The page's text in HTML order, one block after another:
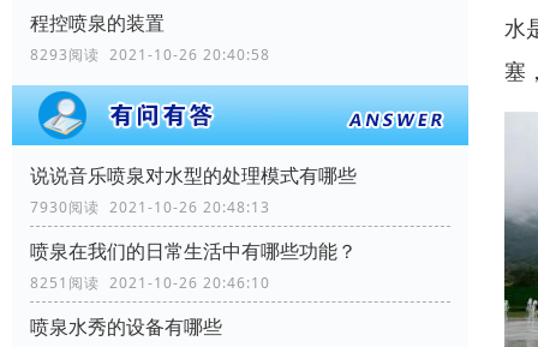
程控喷泉的装置
8293阅读 2021-10-26 20:40:58
说说音乐喷泉对水型的处理模式有哪些
7930阅读 2021-10-26 20:48:13
喷泉在我们的日常生活中有哪些功能？
8251阅读 2021-10-26 20:46:10
喷泉水秀的设备有哪些
水
塞